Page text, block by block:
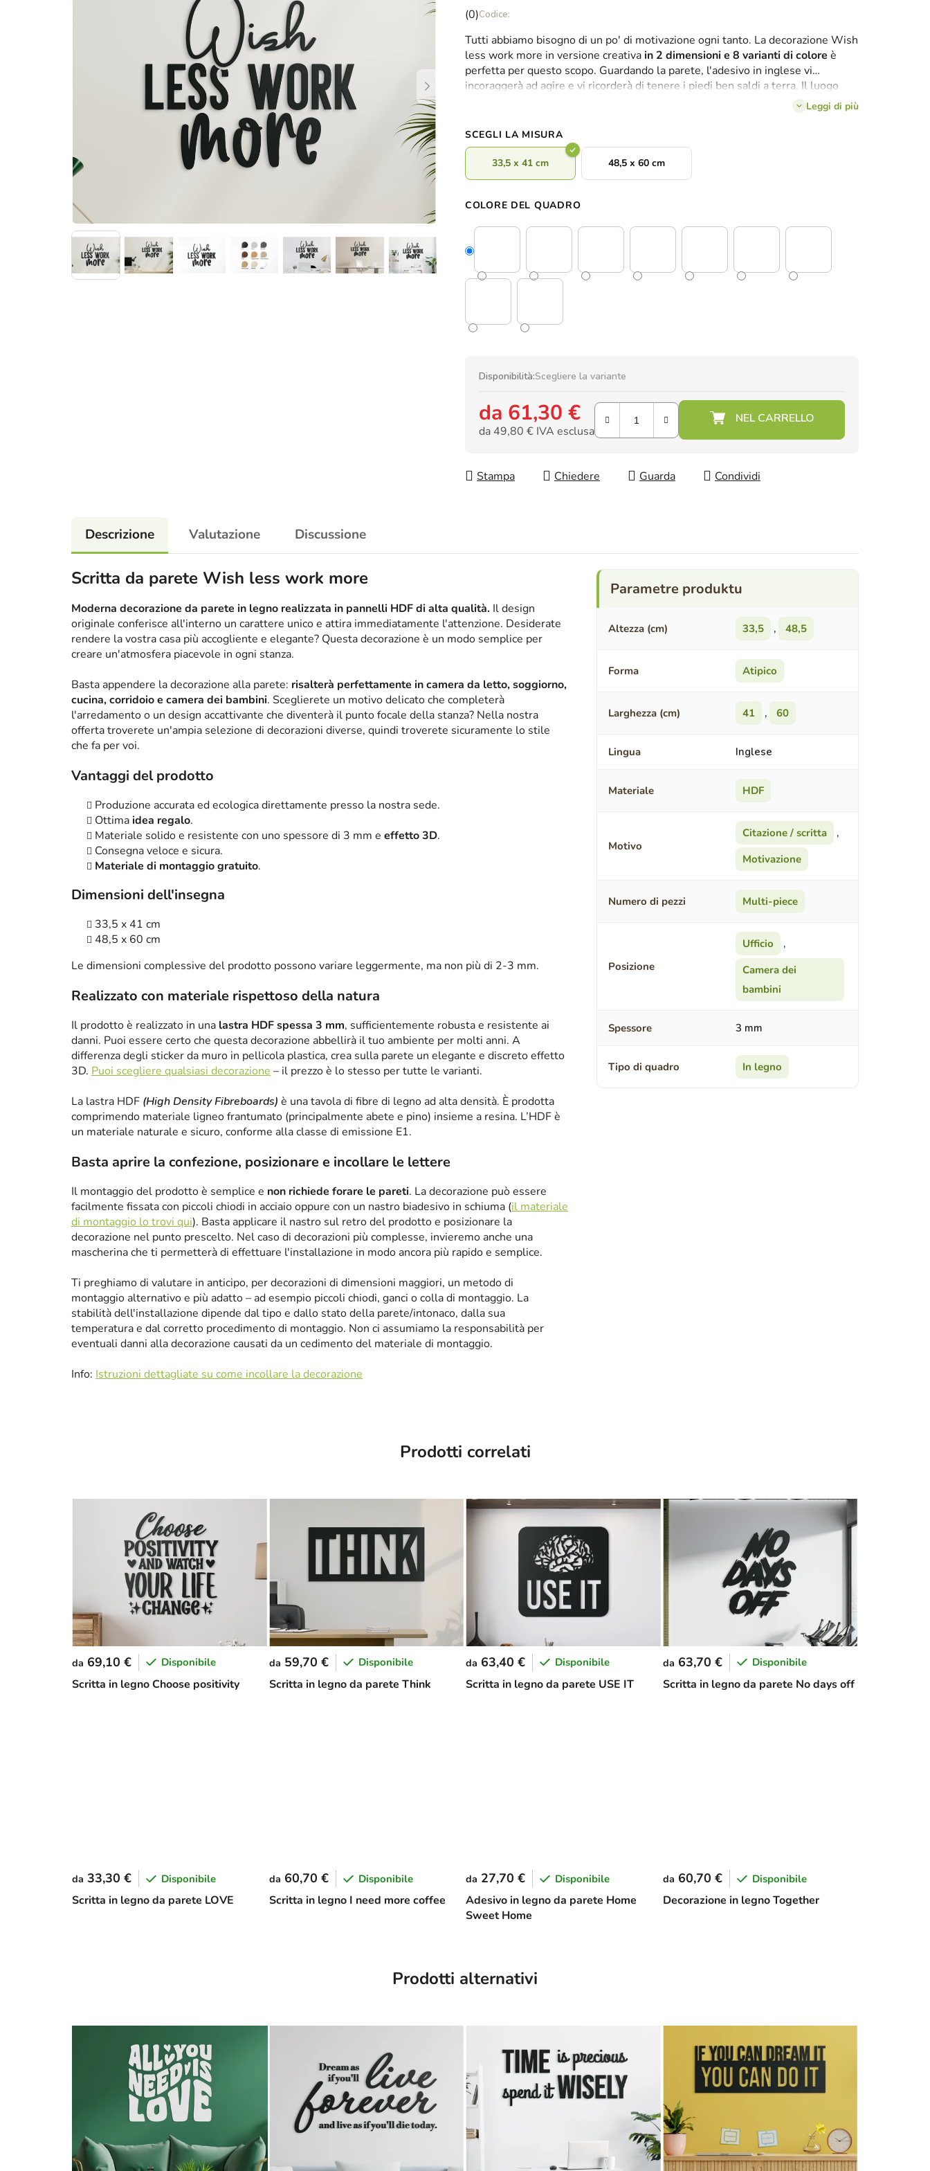
La
media
del
prodotto
è
5
stelle.
(0)
Tutti abbiamo bisogno di un po' di motivazione ogni tanto. La decorazione Wish
less work more in versione creativain 2 dimensioni e 8 varianti di colore è
perfetta per questo scopo. Guardando la parete, l'adesivo in inglese vi
incoraggerà ad agire e vi ricorderà di tenere i piedi ben saldi a terra. Il luogo
ideale per questa citazione è quindi la camera dei bambini o degli studenti,Leggi di più
SCEGLI LA MISURA
33,5 x 41 cm 48,5 x 60 cm
COLORE DEL QUADRO
Disponibilità:Scegliere la variante
da 61,30 €
da 49,80 € IVA esclusa
Stampa
Chiedere Guarda Condividi
Descrizione Valutazione Discussione
Scritta da parete Wish less work more
Moderna decorazione da parete in legno realizzata in pannelli HDF di alta qualità. Il design
originale conferisce all'interno un carattere unico e attira immediatamente l'attenzione. Desiderate
rendere la vostra casa più accogliente e elegante? Questa decorazione è un modo semplice per
creare un'atmosfera piacevole in ogni stanza.
Basta appendere la decorazione alla parete: risalterà perfettamente in camera da letto, soggiorno,
cucina, corridoio e camera dei bambini. Sceglierete un motivo delicato che completerà
l'arredamento o un design accattivante che diventerà il punto focale della stanza? Nella nostra
offerta troverete un'ampia selezione di decorazioni diverse, quindi troverete sicuramente lo stile
che fa per voi.
Vantaggi del prodotto
Produzione accurata ed ecologica direttamente presso la nostra sede.
Ottimaidea regalo.
Materiale solido e resistente con uno spessore di 3 mm e effetto 3D.
Consegna veloce e sicura.
Materiale di montaggio gratuito.
Dimensioni dell'insegna
33,5 x 41 cm
48,5 x 60 cm
Le dimensioni complessive del prodotto possono variare leggermente, ma non più di 2-3 mm.
Realizzato con materiale rispettoso della natura
Il prodotto è realizzato in una lastra HDF spessa 3 mm, sufficientemente robusta e resistente ai
danni. Puoi essere certo che questa decorazione abbellirà il tuo ambiente per molti anni. A
differenza degli sticker da muro in pellicola plastica, crea sulla parete un elegante e discreto effetto
3D. Puoi scegliere qualsiasi decorazione – il prezzo è lo stesso per tutte le varianti.
La lastra HDF (High Density Fibreboards) è una tavola di fibre di legno ad alta densità. È prodotta
comprimendo materiale ligneo frantumato (principalmente abete e pino) insieme a resina. L’HDF è
un materiale naturale e sicuro, conforme alla classe di emissione E1.
Basta aprire la confezione, posizionare e incollare le lettere
Il montaggio del prodotto è semplice e non richiede forare le pareti. La decorazione può essere
facilmente fissata con piccoli chiodi in acciaio oppure con un nastro biadesivo in schiuma (il materiale
di montaggio lo trovi qui). Basta applicare il nastro sul retro del prodotto e posizionare la
decorazione nel punto prescelto. Nel caso di decorazioni più complesse, invieremo anche una
mascherina che ti permetterà di effettuare l'installazione in modo ancora più rapido e semplice.
Ti preghiamo di valutare in anticipo, per decorazioni di dimensioni maggiori, un metodo di
montaggio alternativo e più adatto – ad esempio piccoli chiodi, ganci o colla di montaggio. La
stabilità dell'installazione dipende dal tipo e dallo stato della parete/intonaco, dalla sua
temperatura e dal corretto procedimento di montaggio. Non ci assumiamo la responsabilità per
eventuali danni alla decorazione causati da un cedimento del materiale di montaggio.
Info: Istruzioni dettagliate su come incollare la decorazione
Altezza (cm) 33,5 , 48,5
Forma Atipico
Larghezza (cm) 41 , 60
Lingua Inglese
Materiale HDF
Motivo
Citazione / scritta
,
Motivazione
Numero di pezzi Multi-piece
Posizione
Ufficio
,
Camera dei
bambini
Spessore 3 mm
Tipo di quadro In legno
Prodotti correlati
Scritta in legno Choose positivity
da 69,10 € Disponibile
Scritta in legno da parete Think
da 59,70 € Disponibile
Scritta in legno da parete USE IT
da 63,40 € Disponibile
Scritta in legno da parete No days off
da 63,70 € Disponibile
Scritta in legno da parete LOVE
da 33,30 € Disponibile
Scritta in legno I need more coffee
da 60,70 € Disponibile
Adesivo in legno da parete Home
Sweet Home
da 27,70 € Disponibile
Decorazione in legno Together
da 60,70 € Disponibile
Prodotti alternativi